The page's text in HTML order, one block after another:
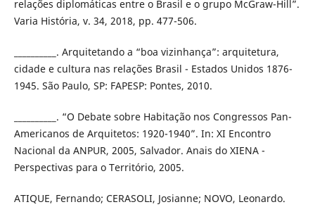
relações diplomáticas entre o Brasil e o grupo McGraw-Hill”.
Varia História, v. 34, 2018, pp. 477-506.
__________. Arquitetando a “boa vizinhança”: arquitetura,
cidade e cultura nas relações Brasil - Estados Unidos 1876-
1945. São Paulo, SP: FAPESP: Pontes, 2010.
__________. “O Debate sobre Habitação nos Congressos Pan-
Americanos de Arquitetos: 1920-1940”. In: XI Encontro
Nacional da ANPUR, 2005, Salvador. Anais do XIENA -
Perspectivas para o Território, 2005.
ATIQUE, Fernando; CERASOLI, Josianne; NOVO, Leonardo.